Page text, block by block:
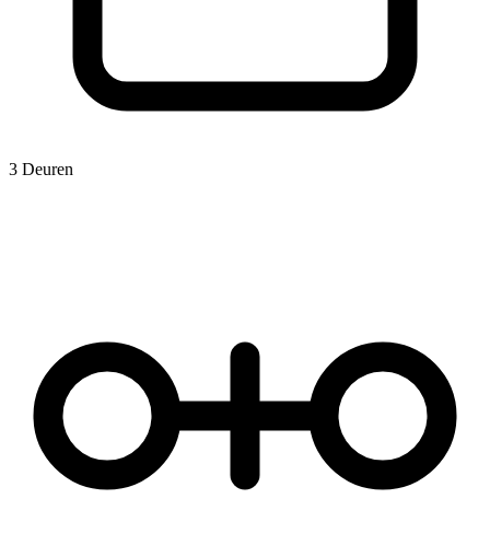
3 Deuren